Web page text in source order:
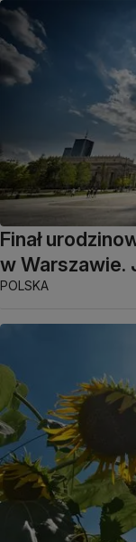
Finał
w Warszawie.
POLSKA